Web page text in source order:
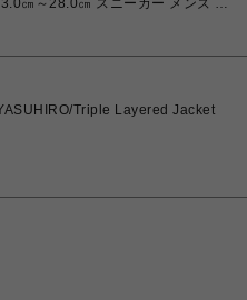
㎝～28.0㎝ スニーカー メンズ レ
0194905567161 【北海道/沖縄/離
Triple Layered Jacket